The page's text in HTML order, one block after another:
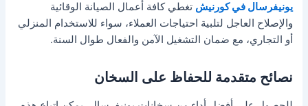
يونيفرسال في كورنيش تغطي كافة أعمال الصيانة الوقائية
والإصلاح العاجل لتلبية احتياجات العملاء، سواء للاستخدام المنزلي
أو التجاري، مع ضمان التشغيل الآمن والفعال طوال السنة.
نصائح متقدمة للحفاظ على السخان